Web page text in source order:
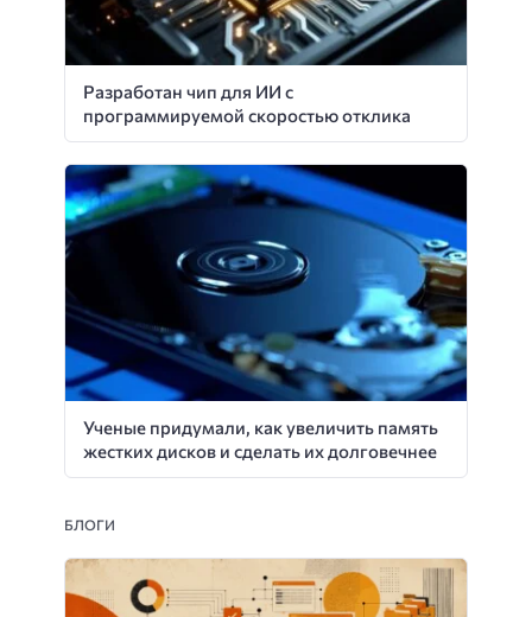
Разработан чип для ИИ с
программируемой скоростью отклика
Ученые придумали, как увеличить память
жестких дисков и сделать их долговечнее
БЛОГИ